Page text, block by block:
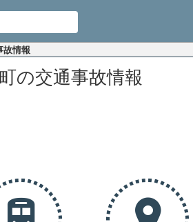
故情報
の交通事故情報